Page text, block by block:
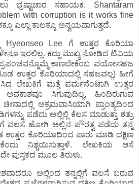
ಸಹಾಯಕ. Shantaram
with corruption is it works fine
ಎಲ್ಲಾ ಕಾಲಕ್ಕೂ ಅನ್ವಯವಾಗುತ್ತದೆ.
Hyeonseo Lee ಗೆ ಉತ್ತರ ಕೊರಿಯಾ
ಇರಲಿಲ್ಲ. ಕದ್ದು ಮುಖ್ಯ ನೋಡಿದ ಟಿವಿಯ
ಕಾಣಬೇಕೆಂಬ ವಯೋಸಹಜ
ಉತ್ತರ ಕೊರಿಯಾದಲ್ಲಿ ಸಹಜವಲ್ಲ) ಹೀಗೆ
ಲೇಖಕಿಗೆ ಮತ್ತೆ ಪರ್ಮನೆಂಟಾಗಿ ಉತ್ತರ
ಸಿಗುವುದಿಲ್ಲ, ಹಿಂದಿರುಗುವ
ಅಕ್ರಮವಾಸಿಯಾಗಿ ಪ್ರಾಂತ್ಯದಿಂದ
ಪಡೆದು ಅಲ್ಲಿಲ್ಲಿ ಕೆಲಸ ಮಾಡುತ್ತಾ ಶತ್ರು
ವಲಸೆ ಹೋಗಿ ಅಲ್ಲಿನ ಪೌರತ್ವ ಪಡೆದು ತನ್ನ
ಉತ್ತರ ಕೊರಿಯಾದಿಂದ ಪಾರು ಮಾಡಿ ದಕ್ಷಿಣ
ನಿಶ್ಚಯಿಸುತ್ತಾಳೆ. ಲೇಖಕಿಯ ಆಸೆ
ಪುಸ್ತಕದ ಮೂಲ ತಿರುಳು.
ಅಲ್ಲಿಂದ ತನ್ನಲ್ಲಿಗೆ ವಲಸೆ ಬರುವ